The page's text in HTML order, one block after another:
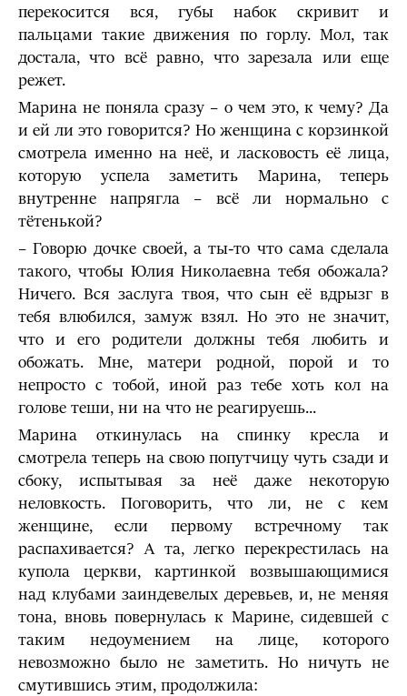
перекосится вся, губы набок скривит и
пальцами такие движения по горлу. Мол, так
достала, что всё равно, что зарезала или еще
режет.
Марина не поняла сразу – о чем это, к чему? Да
и ей ли это говорится? Но женщина с корзинкой
смотрела именно на неё, и ласковость её лица,
которую успела заметить Марина, теперь
внутренне напрягла – всё ли нормально с
тётенькой?
– Говорю дочке своей, а ты-то что сама сделала
такого, чтобы Юлия Николаевна тебя обожала?
Ничего. Вся заслуга твоя, что сын её вдрызг в
тебя влюбился, замуж взял. Но это не значит,
что и его родители должны тебя любить и
обожать. Мне, матери родной, порой и то
непросто с тобой, иной раз тебе хоть кол на
голове теши, ни на что не реагируешь...
Марина откинулась на спинку кресла и
смотрела теперь на свою попутчицу чуть сзади и
сбоку, испытывая за неё даже некоторую
неловкость. Поговорить, что ли, не с кем
женщине, если первому встречному так
распахивается? А та, легко перекрестилась на
купола церкви, картинкой возвышающимися
над клубами заиндевелых деревьев, и, не меняя
тона, вновь повернулась к Марине, сидевшей с
таким недоумением на лице, которого
невозможно было не заметить. Но ничуть не
смутившись этим, продолжила: